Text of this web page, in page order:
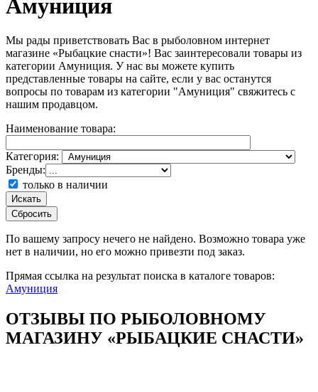
Амуниция
Мы рады приветствовать Вас в рыболовном интернет
магазине «Рыбацкие снасти»! Вас заинтересовали товары из
категории Амуниция. У нас вы можете купить
представленные товары на сайте, если у вас останутся
вопросы по товарам из категории "Амуниция" свяжитесь с
нашим продавцом.
Наименование товара:
Категория:
Бренды:
только в наличии
Искать
Сбросить
По вашему запросу нечего не найдено. Возможно товара уже
нет в наличии, но его можно привезти под заказ.
Прямая ссылка на результат поиска в каталоге товаров:
Амуниция
ОТЗЫВЫ ПО РЫБОЛОВНОМУ
МАГАЗИНУ «РЫБАЦКИЕ СНАСТИ»